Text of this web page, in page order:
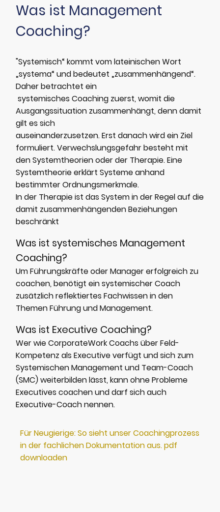
Was ist Management
Coaching?
"Systemisch“ kommt vom lateinischen Wort
„systema“ und bedeutet „zusammenhängend“.
Daher betrachtet ein
systemisches Coaching zuerst, womit die
Ausgangssituation zusammenhängt, denn damit
gilt es sich
auseinanderzusetzen. Erst danach wird ein Ziel
formuliert. Verwechslungsgefahr besteht mit
den Systemtheorien oder der Therapie. Eine
Systemtheorie erklärt Systeme anhand
bestimmter Ordnungsmerkmale.
In der Therapie ist das System in der Regel auf die
damit zusammenhängenden Beziehungen
beschränkt
Was ist systemisches Management
Coaching?
Um Führungskräfte oder Manager erfolgreich zu
coachen, benötigt ein systemischer Coach
zusätzlich reflektiertes Fachwissen in den
Themen Führung und Management.
Was ist Executive Coaching?
Wer wie CorporateWork Coachs über Feld-
Kompetenz als Executive verfügt und sich zum
Systemischen Management und Team-Coach
(SMC) weiterbilden lässt, kann ohne Probleme
Executives coachen und darf sich auch
Executive-Coach nennen.
Für Neugierige: So sieht unser Coachingprozess
in der fachlichen Dokumentation aus. pdf
downloaden